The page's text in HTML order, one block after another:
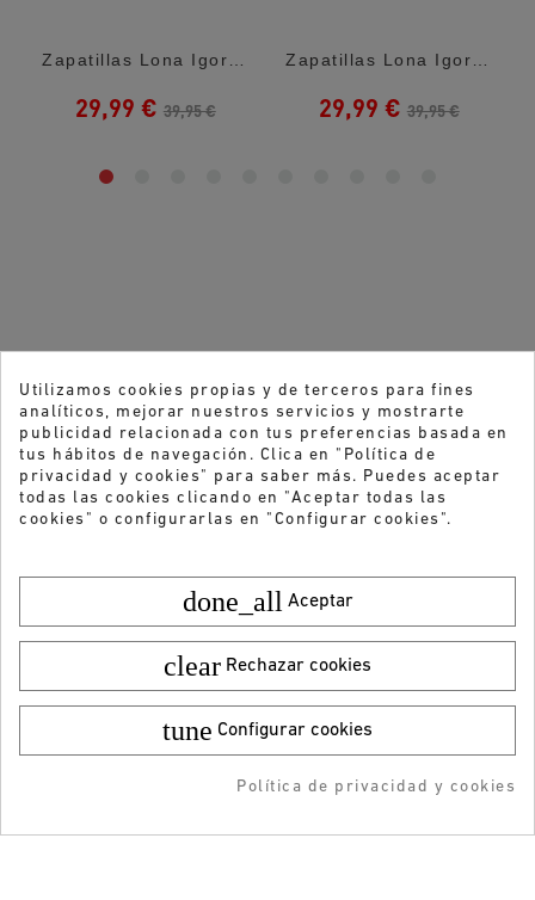
Talla: 28
29,95 €
9,99 € AÑADIR AL CARRITO
29,99 € 39,95 € 29,99 € 39,95 €
novedades?
-5% DTO + Envío Gratis
Utilizamos cookies propias y de terceros para fines
analíticos, mejorar nuestros servicios y mostrarte
publicidad relacionada con tus preferencias basada en
tus hábitos de navegación. Clica en "Política de
privacidad y cookies" para saber más. Puedes aceptar
todas las cookies clicando en "Aceptar todas las
cookies" o configurarlas en "Configurar cookies".
done_all Aceptar
clear Rechazar cookies
tune Configurar cookies
Política de privacidad y cookies